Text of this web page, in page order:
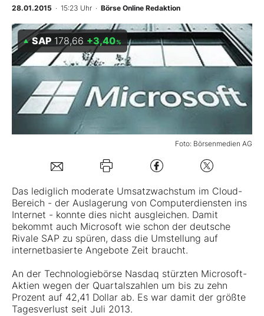
BO-Musterdepots
Experten
Mein B:O
Mein Konto
Kontakt
28.01.2015 · 15:23 Uhr · Börse Online Redaktion
Foto: Börsenmedien AG
SAP 178,66 +3,40%
Das lediglich moderate Umsatzwachstum im Cloud-
Bereich - der Auslagerung von Computerdiensten ins
Internet - konnte dies nicht ausgleichen. Damit
bekommt auch Microsoft wie schon der deutsche
Rivale SAP zu spüren, dass die Umstellung auf
internetbasierte Angebote Zeit braucht.
An der Technologiebörse Nasdaq stürzten Microsoft-
Aktien wegen der Quartalszahlen um bis zu zehn
Prozent auf 42,41 Dollar ab. Es war damit der größte
Tagesverlust seit Juli 2013.